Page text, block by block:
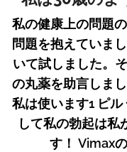
私の健康上の問題
問題を抱えていま
いて試しました。
の丸薬を助言しま
私は使います1 ピ
して私の勃起は私
す！ Vimax